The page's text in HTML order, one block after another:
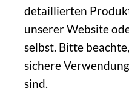
detaillierten
unserer Website
selbst. Bitte
sichere
sind.